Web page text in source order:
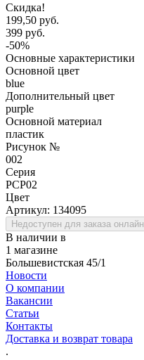
Скидка!
199,50 руб.
399 руб.
-50%
Основные характеристики
Основной цвет
blue
Дополнительный цвет
purple
Основной материал
пластик
Рисунок №
002
Серия
PCP02
Цвет
Артикул: 134095
Недоступен для заказа онлайн
В наличии в
1 магазине
Большевистская 45/1
Новости
О компании
Вакансии
Статьи
Контакты
Доставка и возврат товара
.